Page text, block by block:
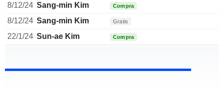
8/12/24 Sang-min Kim Compra
8/12/24 Sang-min Kim Gratis
22/1/24 Sun-ae Kim Compra